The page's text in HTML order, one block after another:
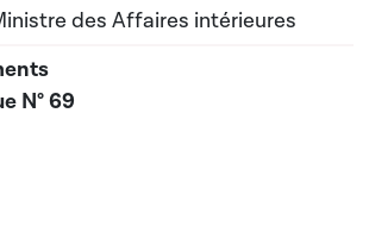
des Affaires intérieures
N° 69